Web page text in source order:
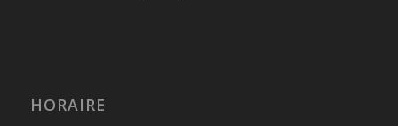
HORAIRE